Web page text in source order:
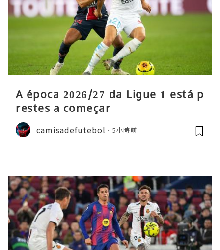
A época 2026/27 da Ligue 1 está p
restes a começar
camisadefutebol 5小時前